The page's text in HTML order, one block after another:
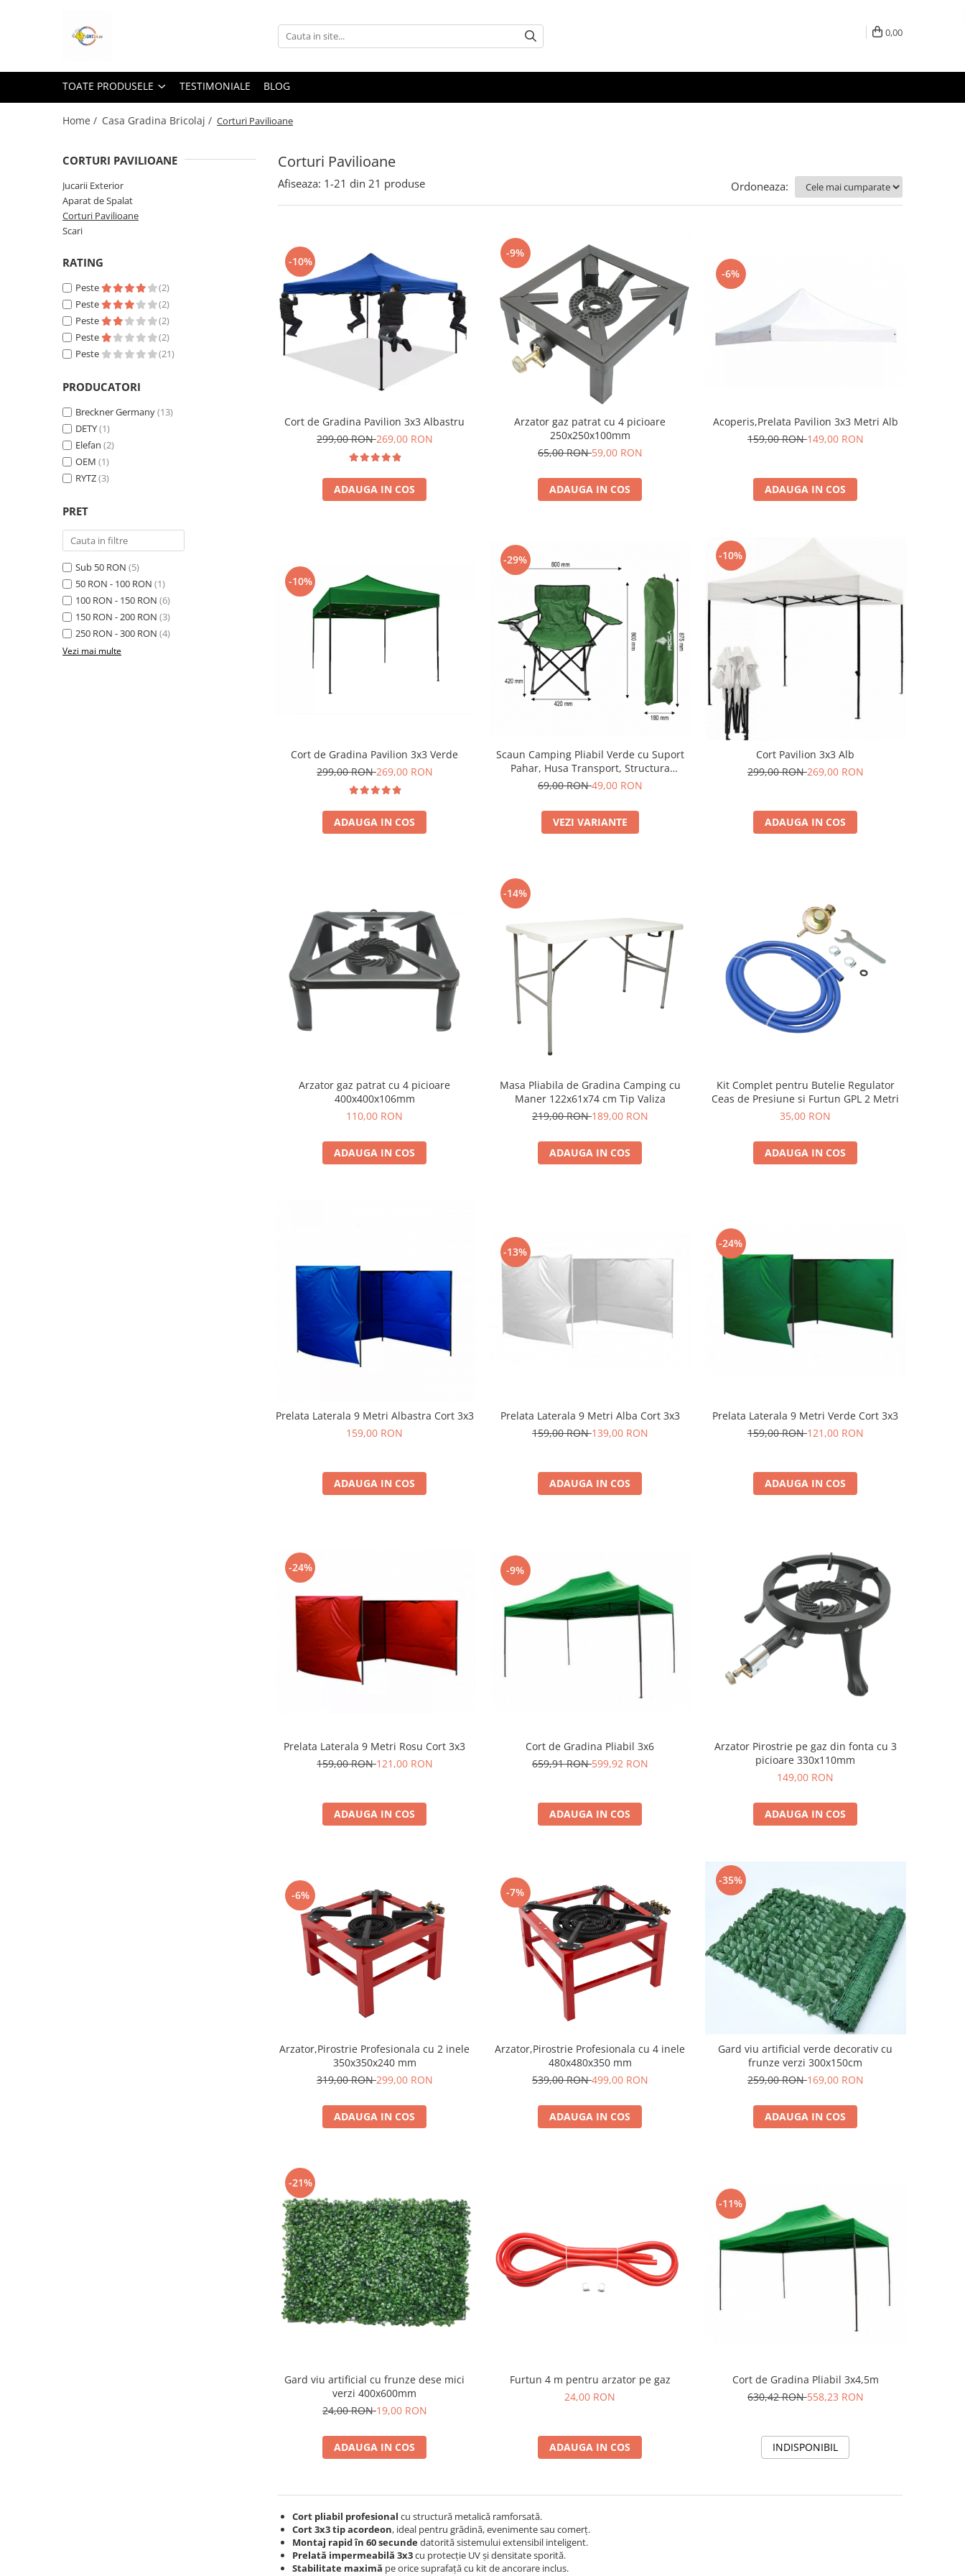
Toate Produsele
Accesorii Electrice
Lampi Solare Stradale
Lampi Stradale
Led Bar & Proiectoare Auto
Camere Video Supraveghere
Compresoare & Generatoare
Compresoare Aer
Generatoare Curent
Redresoare Auto
Dulap-Scule-Truse
Consumabile,Accesorii
Cricuri Hidraulice Auto
Polizoare & Rotopercutoare &
Masini de Gaurit & Rotopercutoare
Polizoare&Flexuri
Rotopercutoare
Drujba & Motocoasa & Fierastrau &
Accesorii & Consumabile
Atomizoare & Motopompe
0,00
TOATE PRODUSELE TESTIMONIALE BLOG
Home / Casa Gradina Bricolaj / Corturi Pavilioane
Corturi Pavilioane
CORTURI PAVILIOANE
Jucarii Exterior
Aparat de Spalat
Corturi Pavilioane
Scari
RATING
Peste
(2)
Peste
(2)
Peste
(2)
Peste
(2)
Peste
(21)
PRODUCATORI
Breckner Germany(13)
DETY(1)
Elefan (2)
OEM (1)
RYTZ(3)
PRET
Sub 50 RON (5)
50 RON - 100 RON (1)
100 RON - 150 RON (6)
150 RON - 200 RON (3)
250 RON - 300 RON (4)
Vezi mai multe
Afiseaza: 1-21 din 21 produse Ordoneaza:
-10%
Cort de Gradina Pavilion 3x3 Albastru
299,00 RON269,00 RON
ADAUGA IN COS
-9%
Arzator gaz patrat cu 4 picioare
250x250x100mm
65,00 RON59,00 RON
ADAUGA IN COS
-6%
Acoperis,Prelata Pavilion 3x3 Metri Alb
159,00 RON149,00 RON
ADAUGA IN COS
-10%
Cort de Gradina Pavilion 3x3 Verde
299,00 RON269,00 RON
ADAUGA IN COS
-29%
Scaun Camping Pliabil Verde cu Suport
Pahar, Husa Transport, Structura
Metalica 50x80x80cm
69,00 RON49,00 RON
VEZI VARIANTE
-10%
Cort Pavilion 3x3 Alb
299,00 RON269,00 RON
ADAUGA IN COS
Arzator gaz patrat cu 4 picioare
400x400x106mm
110,00 RON
ADAUGA IN COS
-14%
Masa Pliabila de Gradina Camping cu
Maner 122x61x74 cm Tip Valiza
219,00 RON189,00 RON
ADAUGA IN COS
Kit Complet pentru Butelie Regulator
Ceas de Presiune si Furtun GPL 2 Metri
35,00 RON
ADAUGA IN COS
Prelata Laterala 9 Metri Albastra Cort 3x3
159,00 RON
ADAUGA IN COS
-13%
Prelata Laterala 9 Metri Alba Cort 3x3
159,00 RON139,00 RON
ADAUGA IN COS
-24%
Prelata Laterala 9 Metri Verde Cort 3x3
159,00 RON121,00 RON
ADAUGA IN COS
-24%
Prelata Laterala 9 Metri Rosu Cort 3x3
159,00 RON121,00 RON
ADAUGA IN COS
-9%
Cort de Gradina Pliabil 3x6
659,91 RON599,92 RON
ADAUGA IN COS
Arzator Pirostrie pe gaz din fonta cu 3
picioare 330x110mm
149,00 RON
ADAUGA IN COS
-6%
Arzator,Pirostrie Profesionala cu 2 inele
350x350x240 mm
319,00 RON299,00 RON
ADAUGA IN COS
-7%
Arzator,Pirostrie Profesionala cu 4 inele
480x480x350 mm
539,00 RON499,00 RON
ADAUGA IN COS
-35%
Gard viu artificial verde decorativ cu
frunze verzi 300x150cm
259,00 RON169,00 RON
ADAUGA IN COS
-21%
Gard viu artificial cu frunze dese mici
verzi 400x600mm
24,00 RON19,00 RON
ADAUGA IN COS
Furtun 4 m pentru arzator pe gaz
24,00 RON
ADAUGA IN COS
-11%
Cort de Gradina Pliabil 3x4,5m
630,42 RON558,23 RON
INDISPONIBIL
Cort pliabil profesional cu structură metalică ramforsată.
Cort 3x3 tip acordeon, ideal pentru grădină, evenimente sau comerț.
Montaj rapid în 60 secundedatorită sistemului extensibil inteligent.
Prelată impermeabilă 3x3cu protecție UV și densitate sporită.
Stabilitate maximă pe orice suprafață cu kit de ancorare inclus.